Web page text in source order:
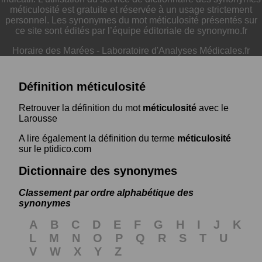
méticulosité est gratuite et réservée à un usage strictement
personnel. Les synonymes du mot méticulosité présentés sur
ce site sont édités par l’équipe éditoriale de synonymo.fr
Horaire des Marées - Laboratoire d'Analyses Médicales.fr
Définition méticulosité
Retrouver la définition du mot méticulosité avec le
Larousse
A lire également la définition du terme méticulosité
sur le ptidico.com
Dictionnaire des synonymes
Classement par ordre alphabétique des
synonymes
A B C D E F G H I J
K
L
M N O P Q R S T
U
V
W X Y Z